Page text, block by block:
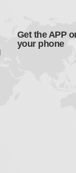
Get the APP
your phone